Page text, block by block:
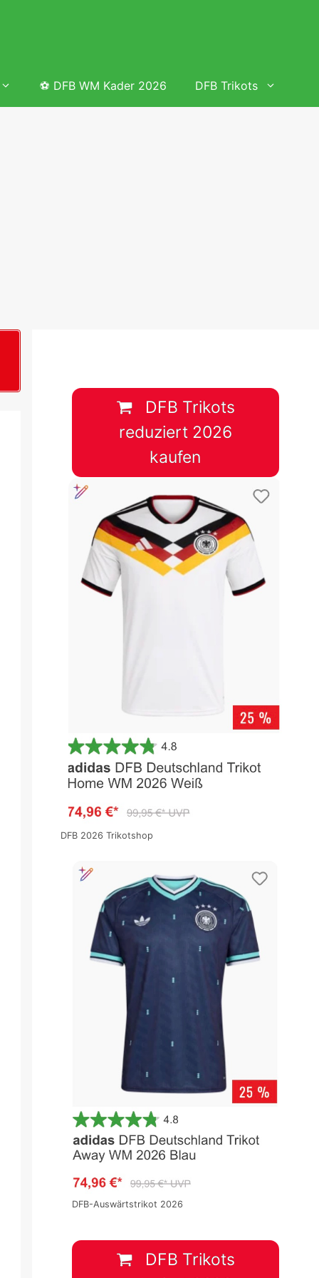
&
&
Tabelle
Tabelle
⚽ DFB WM Kader 2026 DFB Trikots
DFB Trikots
reduziert 2026
kaufen
DFB 2026 Trikotshop
DFB-Auswärtstrikot 2026
DFB Trikots